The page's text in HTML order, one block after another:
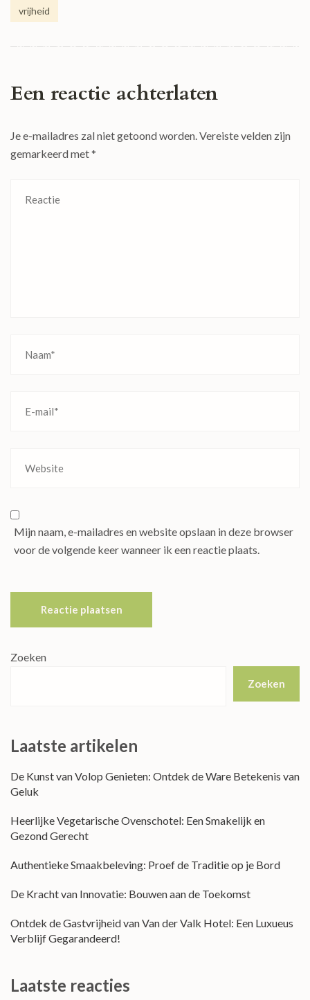
vrijheid
Een reactie achterlaten
Je e-mailadres zal niet getoond worden.Vereiste velden zijn
gemarkeerd met*
Mijn naam, e-mailadres en website opslaan in deze browser
voor de volgende keer wanneer ik een reactie plaats.
Zoeken
Zoeken
Laatste artikelen
De Kunst van Volop Genieten: Ontdek de Ware Betekenis van
Geluk
Heerlijke Vegetarische Ovenschotel: Een Smakelijk en
Gezond Gerecht
Authentieke Smaakbeleving: Proef de Traditie op je Bord
De Kracht van Innovatie: Bouwen aan de Toekomst
Ontdek de Gastvrijheid van Van der Valk Hotel: Een Luxueus
Verblijf Gegarandeerd!
Laatste reacties